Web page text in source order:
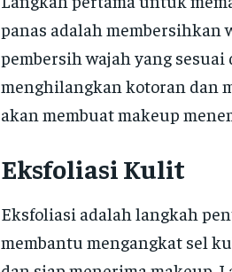
panas adalah membersihkan
pembersih wajah yang
menghilangkan kotoran dan
akan membuat makeup
Eksfoliasi Kulit
Eksfoliasi adalah langkah
membantu mengangkat sel